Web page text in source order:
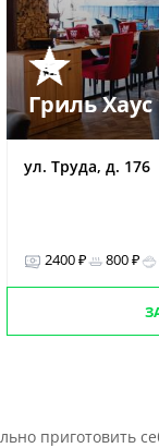
Гриль Хаус
ул. Труда, д. 176
2400 ₽ 800 ₽
приготовить